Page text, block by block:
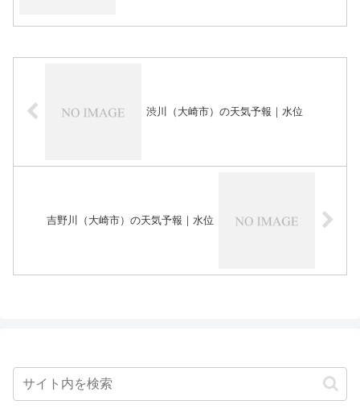
渋川（大崎市）の天気予報｜水位
吉野川（大崎市）の天気予報｜水位